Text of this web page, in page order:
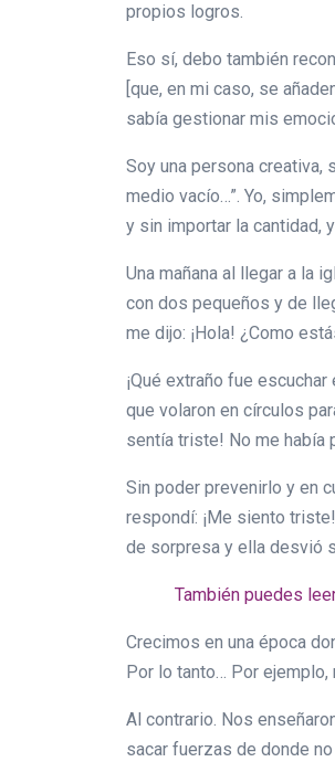
propios logros.
Eso sí, debo también
[que, en mi caso, se
sabía gestionar mis
Soy una persona creativa,
medio vacío…”. Yo,
y sin importar la cantidad,
Una mañana al llegar a la
con dos pequeños y de
me dijo: ¡Hola! ¿Como
¡Qué extraño fue
que volaron en círculos
sentía triste! No me había
Sin poder prevenirlo y en
respondí: ¡Me siento
de sorpresa y ella desvió
También puedes
Crecimos en una época
Por lo tanto… Por
Al contrario. Nos
sacar fuerzas de donde